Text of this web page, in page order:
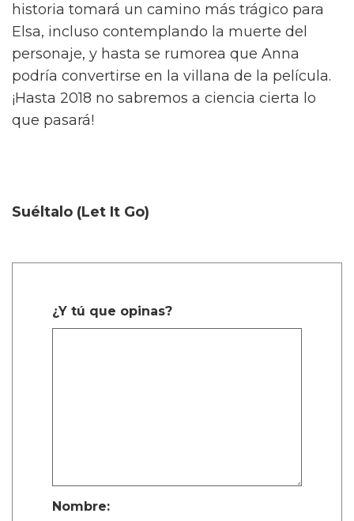
historia tomará un camino más trágico para
Elsa, incluso contemplando la muerte del
personaje, y hasta se rumorea que Anna
podría convertirse en la villana de la película.
¡Hasta 2018 no sabremos a ciencia cierta lo
que pasará!
Suéltalo (Let It Go)
¿Y tú que opinas?
Nombre: